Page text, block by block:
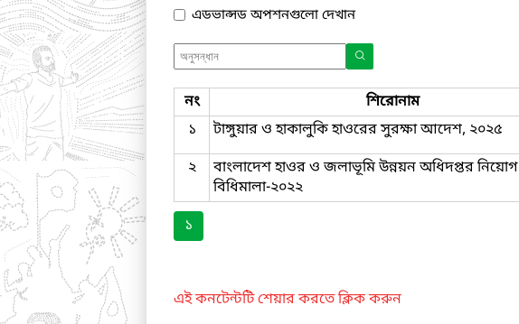
এডভান্সড অপশনগুলো দেখান
নং শিরোনাম
১
টাঙ্গুয়ার ও হাকালুকি হাওরের সুরক্ষা আদেশ, ২০২৫
২
বাংলাদেশ হাওর ও জলাভূমি উন্নয়ন অধিদপ্তর নিয়োগ
বিধিমালা-২০২২
১
এই কনটেন্টটি শেয়ার করতে ক্লিক করুন